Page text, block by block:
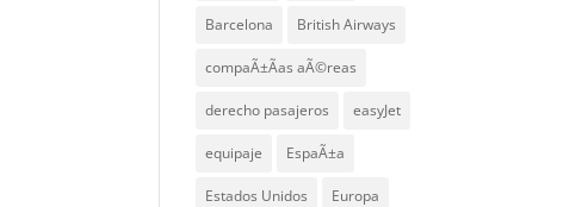
Barcelona British Airways
compaÃ±Ã­as aÃ©reas
derecho pasajeros easyJet
equipaje EspaÃ±a
Estados Unidos Europa